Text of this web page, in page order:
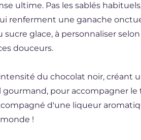
ultime. Pas les sablés
renferment une ganache
glace, à personnaliser
douceurs.
du chocolat noir, créant
pour accompagner le
d'une liqueur
!